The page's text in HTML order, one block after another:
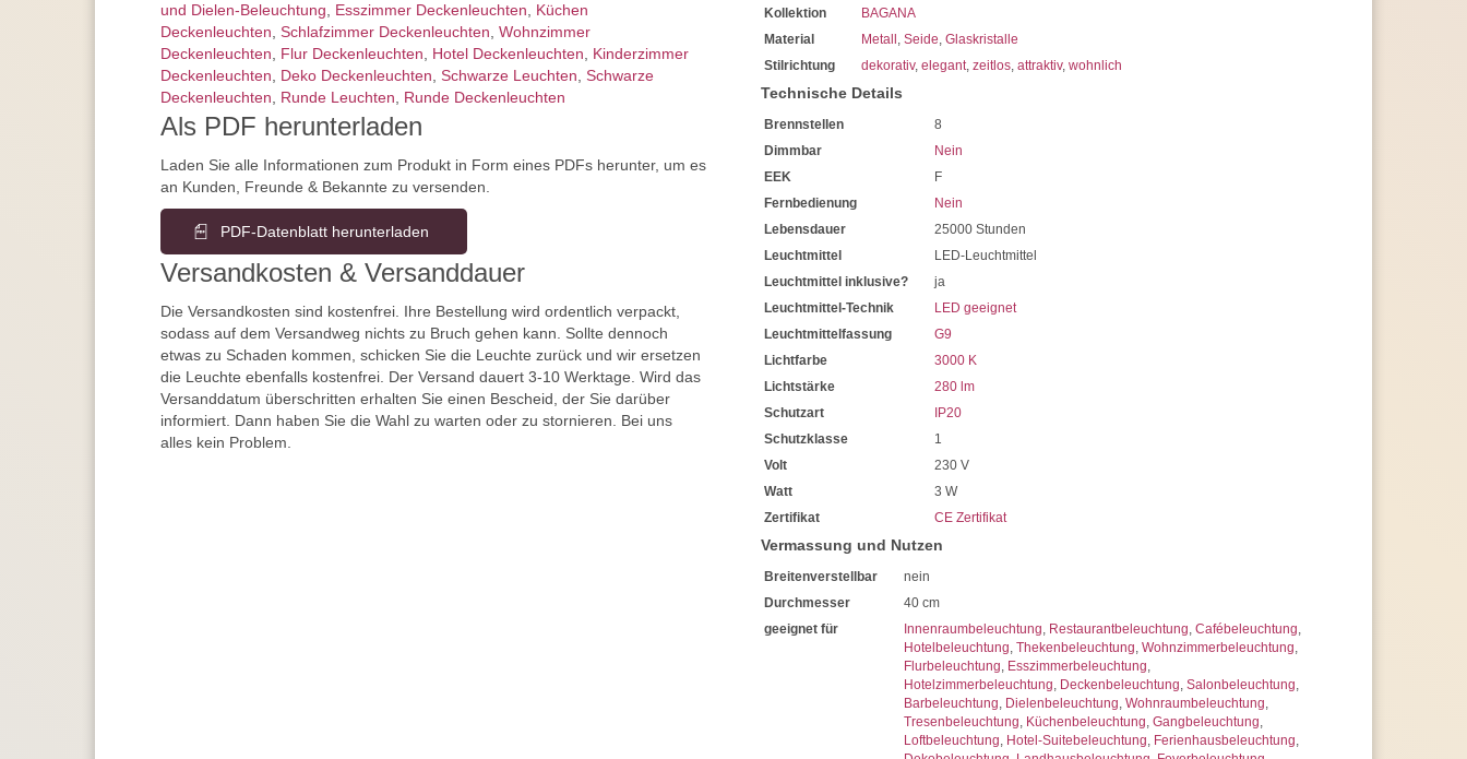
und Dielen-Beleuchtung, Esszimmer Deckenleuchten, Küchen
Deckenleuchten, Schlafzimmer Deckenleuchten, Wohnzimmer
Deckenleuchten, Flur Deckenleuchten, Hotel Deckenleuchten, Kinderzimmer
Deckenleuchten, Deko Deckenleuchten, Schwarze Leuchten, Schwarze
Deckenleuchten, Runde Leuchten, Runde Deckenleuchten
Als PDF herunterladen
Laden Sie alle Informationen zum Produkt in Form eines PDFs herunter, um es
an Kunden, Freunde & Bekannte zu versenden.
PDF-Datenblatt herunterladen
Versandkosten & Versanddauer
Die Versandkosten sind kostenfrei. Ihre Bestellung wird ordentlich verpackt,
sodass auf dem Versandweg nichts zu Bruch gehen kann. Sollte dennoch
etwas zu Schaden kommen, schicken Sie die Leuchte zurück und wir ersetzen
die Leuchte ebenfalls kostenfrei. Der Versand dauert 3-10 Werktage. Wird das
Versanddatum überschritten erhalten Sie einen Bescheid, der Sie darüber
informiert. Dann haben Sie die Wahl zu warten oder zu stornieren. Bei uns
alles kein Problem.
Kollektion
BAGANA
Material
Metall , Seide, Glaskristalle
Stilrichtung
dekorativ, elegant, zeitlos, attraktiv, wohnlich
Technische Details
Brennstellen
8
Dimmbar
Nein
EEK
F
Fernbedienung
Nein
Lebensdauer
25000 Stunden
Leuchtmittel
LED-Leuchtmittel
Leuchtmittel inklusive?
ja
Leuchtmittel-Technik
LED geeignet
Leuchtmittelfassung
G9
Lichtfarbe
3000 K
Lichtstärke
280 lm
Schutzart
IP20
Schutzklasse
1
Volt
230 V
Watt
3 W
Zertifikat
CE Zertifikat
Vermassung und Nutzen
Breitenverstellbar
nein
Durchmesser
40 cm
geeignet für
Innenraumbeleuchtung, Restaurantbeleuchtung, Cafébeleuchtung,
Hotelbeleuchtung, Thekenbeleuchtung, Wohnzimmerbeleuchtung,
Flurbeleuchtung, Esszimmerbeleuchtung,
Hotelzimmerbeleuchtung, Deckenbeleuchtung, Salonbeleuchtung,
Barbeleuchtung, Dielenbeleuchtung, Wohnraumbeleuchtung,
Tresenbeleuchtung, Küchenbeleuchtung, Gangbeleuchtung,
Loftbeleuchtung, Hotel-Suitebeleuchtung, Ferienhausbeleuchtung,